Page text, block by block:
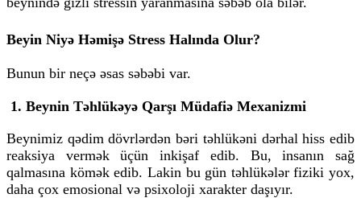
Beyin Niyə Həmişə Stress Halında Olur?
Bunun bir neçə əsas səbəbi var.
1. Beynin Təhlükəyə Qarşı Müdafiə Mexanizmi
Beynimiz qədim dövrlərdən bəri təhlükəni dərhal hiss edib
reaksiya vermək üçün inkişaf edib. Bu, insanın sağ
qalmasına kömək edib. Lakin bu gün təhlükələr fiziki yox,
daha çox emosional və psixoloji xarakter daşıyır.